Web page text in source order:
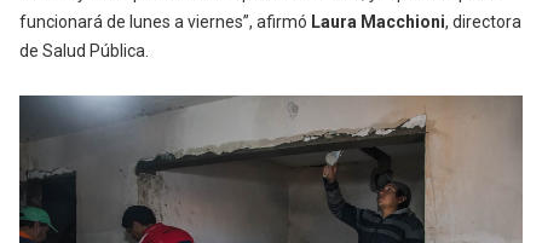
funcionará de lunes a viernes”, afirmó Laura Macchioni, directora
de Salud Pública.